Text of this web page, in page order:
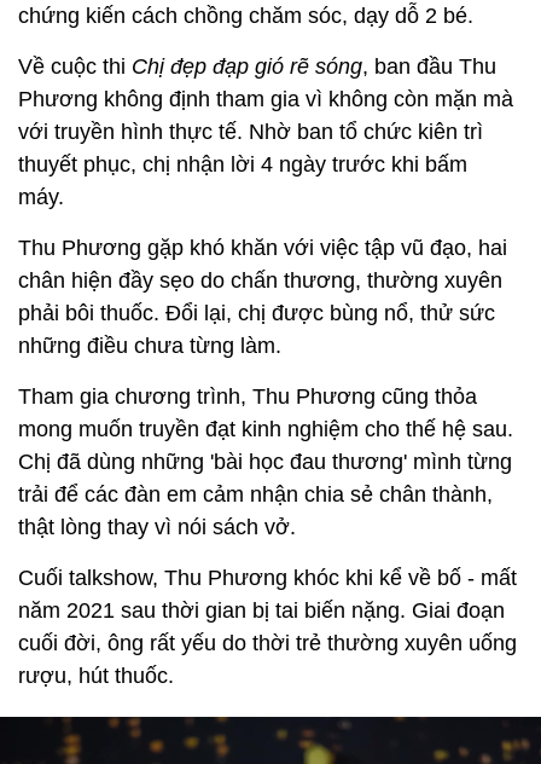
chứng kiến cách chồng chăm sóc, dạy dỗ 2 bé.
Về cuộc thi Chị đẹp đạp gió rẽ sóng, ban đầu Thu
Phương không định tham gia vì không còn mặn mà
với truyền hình thực tế. Nhờ ban tổ chức kiên trì
thuyết phục, chị nhận lời 4 ngày trước khi bấm
máy.
Thu Phương gặp khó khăn với việc tập vũ đạo, hai
chân hiện đầy sẹo do chấn thương, thường xuyên
phải bôi thuốc. Đổi lại, chị được bùng nổ, thử sức
những điều chưa từng làm.
Tham gia chương trình, Thu Phương cũng thỏa
mong muốn truyền đạt kinh nghiệm cho thế hệ sau.
Chị đã dùng những 'bài học đau thương' mình từng
trải để các đàn em cảm nhận chia sẻ chân thành,
thật lòng thay vì nói sách vở.
Cuối talkshow, Thu Phương khóc khi kể về bố - mất
năm 2021 sau thời gian bị tai biến nặng. Giai đoạn
cuối đời, ông rất yếu do thời trẻ thường xuyên uống
rượu, hút thuốc.